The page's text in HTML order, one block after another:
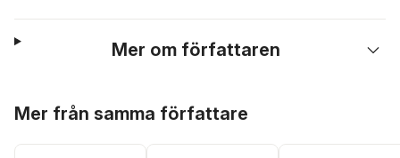
Mer om författaren
Mer från samma författare